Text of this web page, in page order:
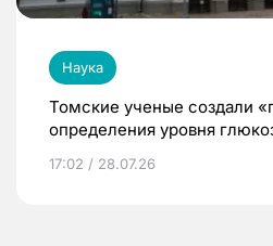
Наука
Томские ученые создали
определения уровня
17:02 / 28.07.26